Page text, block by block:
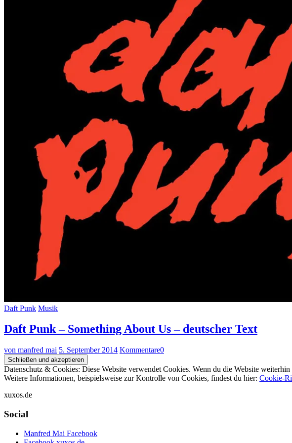
Daft Punk Musik
Daft Punk – Something About Us – deutscher Text
von manfred mai 5. September 2014 Kommentare0
Datenschutz & Cookies: Diese Website verwendet Cookies. Wenn du die Website
Weitere Informationen, beispielsweise zur Kontrolle von Cookies, findest du hier: Cookie-
xuxos.de
Social
Manfred Mai Facebook